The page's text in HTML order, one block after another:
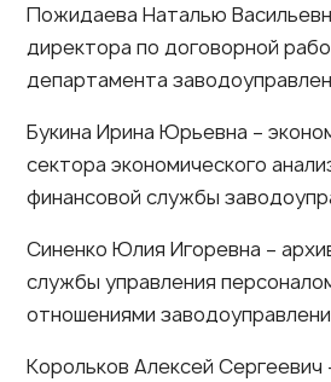
Пожидаева Наталью
директора по договорной
департамента
Букина Ирина Юрьевна –
сектора экономического
финансовой службы
Синенко Юлия Игоревна –
службы управления
отношениями
Корольков Алексей Сергеевич